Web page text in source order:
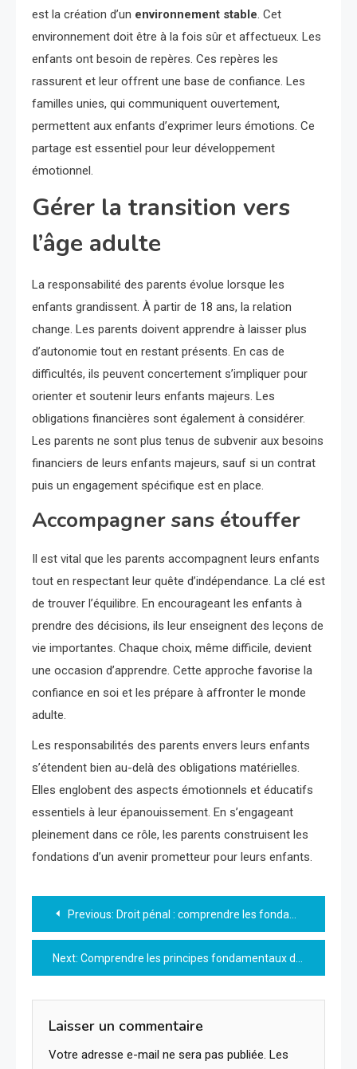
est la création d’un environnement stable. Cet
environnement doit être à la fois sûr et affectueux. Les
enfants ont besoin de repères. Ces repères les
rassurent et leur offrent une base de confiance. Les
familles unies, qui communiquent ouvertement,
permettent aux enfants d’exprimer leurs émotions. Ce
partage est essentiel pour leur développement
émotionnel.
Gérer la transition vers
l’âge adulte
La responsabilité des parents évolue lorsque les
enfants grandissent. À partir de 18 ans, la relation
change. Les parents doivent apprendre à laisser plus
d’autonomie tout en restant présents. En cas de
difficultés, ils peuvent concertement s’impliquer pour
orienter et soutenir leurs enfants majeurs. Les
obligations financières sont également à considérer.
Les parents ne sont plus tenus de subvenir aux besoins
financiers de leurs enfants majeurs, sauf si un contrat
puis un engagement spécifique est en place.
Accompagner sans étouffer
Il est vital que les parents accompagnent leurs enfants
tout en respectant leur quête d’indépendance. La clé est
de trouver l’équilibre. En encourageant les enfants à
prendre des décisions, ils leur enseignent des leçons de
vie importantes. Chaque choix, même difficile, devient
une occasion d’apprendre. Cette approche favorise la
confiance en soi et les prépare à affronter le monde
adulte.
Les responsabilités des parents envers leurs enfants
s’étendent bien au-delà des obligations matérielles.
Elles englobent des aspects émotionnels et éducatifs
essentiels à leur épanouissement. En s’engageant
pleinement dans ce rôle, les parents construisent les
fondations d’un avenir prometteur pour leurs enfants.
Navigation
de
l’article
Previous: Droit pénal : comprendre les fondamentaux et enjeux juridiques
Next: Comprendre les principes fondamentaux du droit civil
Laisser un commentaire
Votre adresse e-mail ne sera pas publiée. Les